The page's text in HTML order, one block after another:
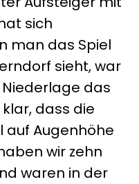
sich
man das Spiel
sieht, war
das
dass die
auf Augenhöhe
wir zehn
waren in der